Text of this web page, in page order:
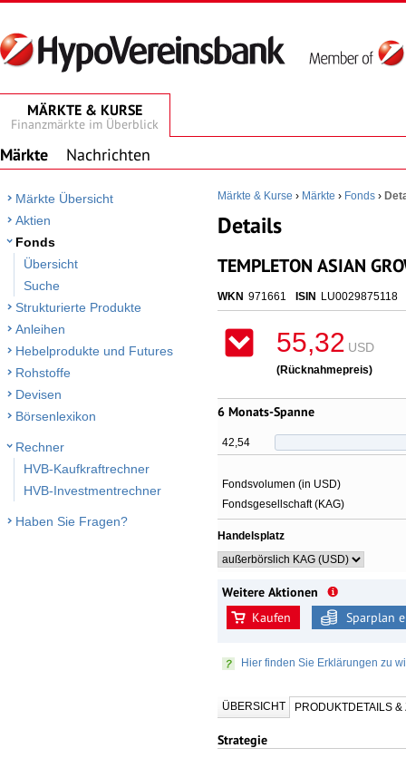
MÄRKTE & KURSE
Finanzmärkte im Überblick
Märkte Nachrichten
Märkte Übersicht
Aktien
Fonds
Übersicht
Suche
Strukturierte Produkte
Anleihen
Hebelprodukte und Futures
Rohstoffe
Devisen
Börsenlexikon
Rechner
HVB-Kaufkraftrechner
HVB-Investmentrechner
Haben Sie Fragen?
Märkte & Kurse › Märkte › Fonds ›
Details
TEMPLETON ASIAN
WKN 971661 ISIN LU0029875118
55,32 USD
(Rücknahmepreis)
6 Monats-Spanne
42,54
Fondsvolumen (in USD)
Fondsgesellschaft (KAG)
Handelsplatz
Weitere Aktionen
Kaufen
Sparplan
Hier finden Sie Erklärungen zu
ÜBERSICHT PRODUKTDETAILS
Strategie